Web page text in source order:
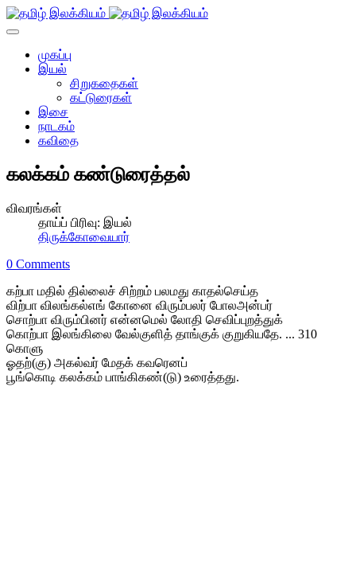
முகப்பு
இயல்
சிறுகதைகள்
கட்டுரைகள்
இசை
நாடகம்
கவிதை
கலக்கம் கண்டுரைத்தல்
விவரங்கள்
தாய்ப் பிரிவு: இயல்
திருக்கோவையார்
0 Comments
கற்பா மதில் தில்லைச் சிற்றம் பலமது காதல்செய்த
விற்பா விலங்கல்எங் கோனை விரும்பலர் போலஅன்பர்
சொற்பா விரும்பினர் என்னமெல் லோதி செவிப்புறத்துக்
கொற்பா இலங்கிலை வேல்குளித் தாங்குக் குறுகியதே. ... 310
கொளு
ஓதற்(கு) அகல்வர் மேதக் கவரெனப்
பூங்கொடி கலக்கம் பாங்கிகண்(டு) உரைத்தது.